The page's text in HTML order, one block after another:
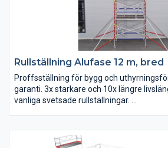
Rullställning Alufase 12 m, bred
Proffsställning för bygg och
garanti. 3x starkare och 10x längre
vanliga svetsade rullställningar.